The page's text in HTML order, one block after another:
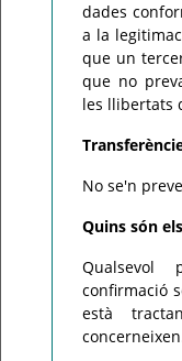
dades
a la
que un
que no
les llibertats
No se'n
Quins són
confirmació
està